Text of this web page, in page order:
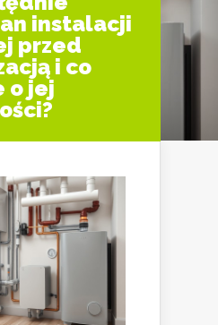
instalacji
przed
i co
o jej